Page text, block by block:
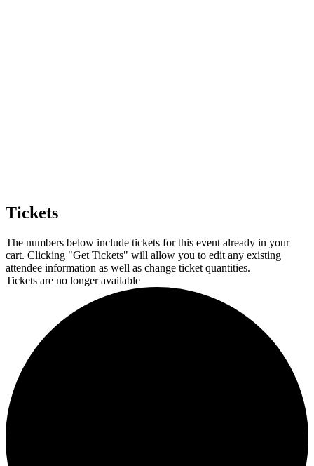
Tickets
The numbers below include tickets for this event already in your
cart. Clicking "Get Tickets" will allow you to edit any existing
attendee information as well as change ticket quantities.
Tickets are no longer available